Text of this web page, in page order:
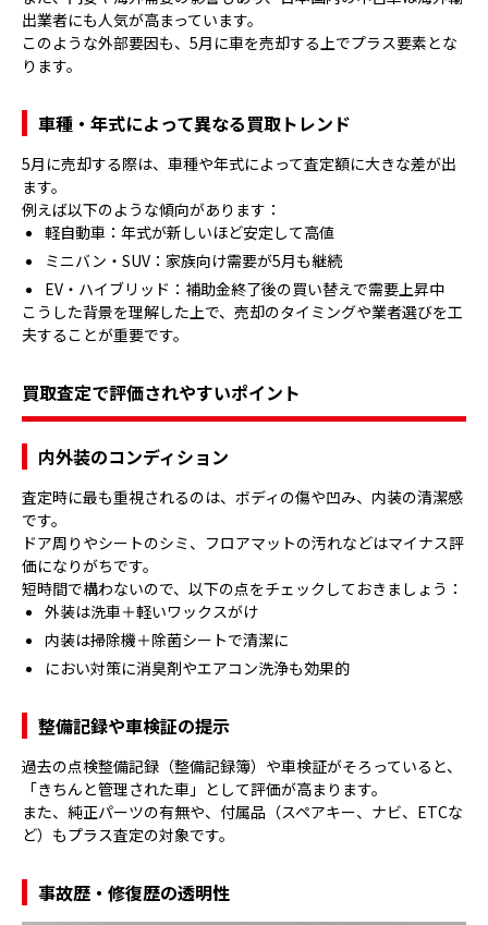
出業者にも人気が高まっています。
このような外部要因も、5月に車を売却する上でプラス要素とな
ります。
車種・年式によって異なる買取トレンド
5月に売却する際は、車種や年式によって査定額に大きな差が出
ます。
例えば以下のような傾向があります：
軽自動車：年式が新しいほど安定して高値
ミニバン・SUV：家族向け需要が5月も継続
EV・ハイブリッド：補助金終了後の買い替えで需要上昇中
こうした背景を理解した上で、売却のタイミングや業者選びを工
夫することが重要です。
買取査定で評価されやすいポイント
内外装のコンディション
査定時に最も重視されるのは、ボディの傷や凹み、内装の清潔感
です。
ドア周りやシートのシミ、フロアマットの汚れなどはマイナス評
価になりがちです。
短時間で構わないので、以下の点をチェックしておきましょう：
外装は洗車＋軽いワックスがけ
内装は掃除機＋除菌シートで清潔に
におい対策に消臭剤やエアコン洗浄も効果的
整備記録や車検証の提示
過去の点検整備記録（整備記録簿）や車検証がそろっていると、
「きちんと管理された車」として評価が高まります。
また、純正パーツの有無や、付属品（スペアキー、ナビ、ETCな
ど）もプラス査定の対象です。
事故歴・修復歴の透明性